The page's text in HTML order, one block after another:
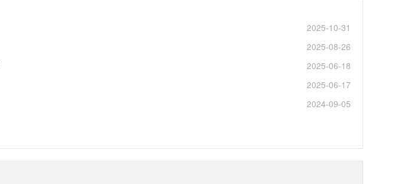
2025-10-31
2025-08-26
2025-06-18
2025-06-17
2024-09-05